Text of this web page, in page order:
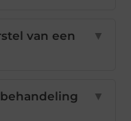
van een
▼
▼